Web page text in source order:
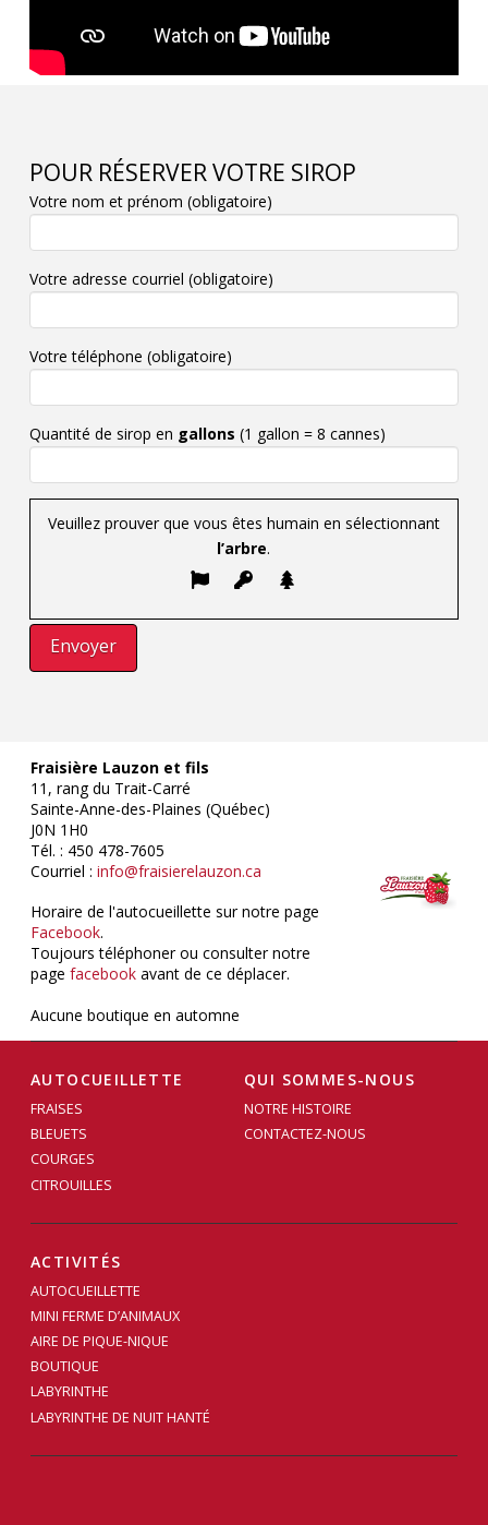
POUR RÉSERVER VOTRE SIROP
Votre nom et prénom (obligatoire)
Votre adresse courriel (obligatoire)
Votre téléphone (obligatoire)
Quantité de sirop en gallons (1 gallon = 8 cannes)
Veuillez prouver que vous êtes humain en sélectionnant
l’arbre.
Fraisière Lauzon et fils
11, rang du Trait-Carré
Sainte-Anne-des-Plaines (Québec)
J0N 1H0
Tél. : 450 478-7605
Courriel : info@fraisierelauzon.ca
Horaire de l'autocueillette sur notre page
Facebook.
Toujours téléphoner ou consulter notre
page facebook avant de ce déplacer.
Aucune boutique en automne
AUTOCUEILLETTE
FRAISES
BLEUETS
COURGES
CITROUILLES
QUI SOMMES-NOUS
NOTRE HISTOIRE
CONTACTEZ-NOUS
ACTIVITÉS
AUTOCUEILLETTE
MINI FERME D’ANIMAUX
AIRE DE PIQUE-NIQUE
BOUTIQUE
LABYRINTHE
LABYRINTHE DE NUIT HANTÉ